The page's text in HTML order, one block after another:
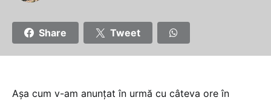
Share Tweet
Aşa cum v-am anunţat în urmă cu câteva ore în